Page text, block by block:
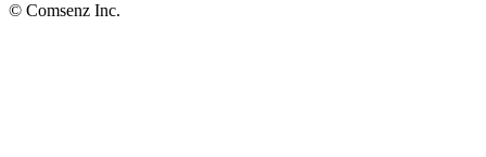
© Comsenz Inc.